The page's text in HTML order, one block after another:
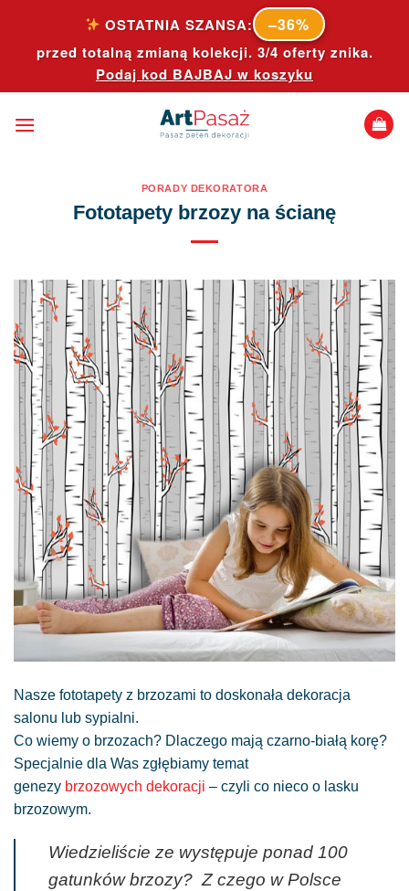
content
OSTATNIA SZANSA: –36%
przed totalną zmianą kolekcji. 3/4 oferty znika.
Podaj kod BAJBAJ w koszyku
PORADY DEKORATORA
Fototapety brzozy na ścianę
Nasze fototapety z brzozami to doskonała dekoracja
salonu lub sypialni.
Co wiemy o brzozach? Dlaczego mają czarno-białą korę?
Specjalnie dla Was zgłębiamy temat
genezy brzozowych dekoracji – czyli co nieco o lasku
brzozowym.
Wiedzieliście ze występuje ponad 100
gatunków brzozy? Z czego w Polsce